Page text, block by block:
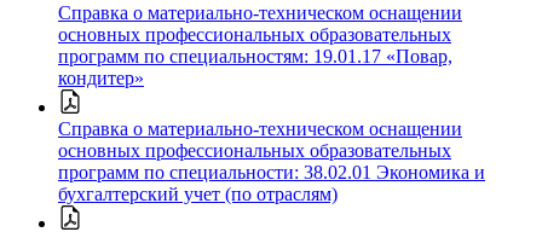
Справка о материально-техническом оснащении
основных профессиональных образовательных
программ по специальностям: 19.01.17 «Повар,
кондитер»
Справка о материально-техническом оснащении
основных профессиональных образовательных
программ по специальности: 38.02.01 Экономика и
бухгалтерский учет (по отраслям)